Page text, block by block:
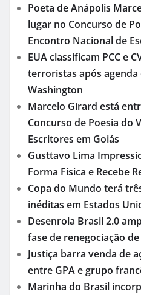
Poeta de Anápolis
lugar no Concurso de
Encontro Nacional de
EUA classificam PCC e
terroristas após
Washington
Marcelo Girard está
Concurso de Poesia do
Escritores em Goiás
Gusttavo Lima
Forma Física e Recebe
Copa do Mundo terá
inéditas em Estados
Desenrola Brasil 2.0
fase de renegociação
Justiça barra venda de
entre GPA e grupo
Marinha do Brasil